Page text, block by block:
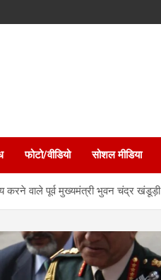
फोटो/वीडियो सोशल मीडिया
करने वाले पूर्व मुख्यमंत्री भुवन चंद्र खंडूड़ी